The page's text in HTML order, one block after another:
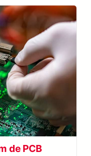
de PCB